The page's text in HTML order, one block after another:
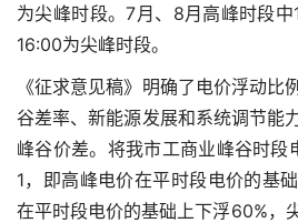
为尖峰时段。7月、8月高峰时段
16:00为尖峰时段。
《征求意见稿》明确了电价浮动比
谷差率、新能源发展和系统调节能
峰谷价差。将我市工商业峰谷时段
1，即高峰电价在平时段电价的基
在平时段电价的基础上下浮60%，